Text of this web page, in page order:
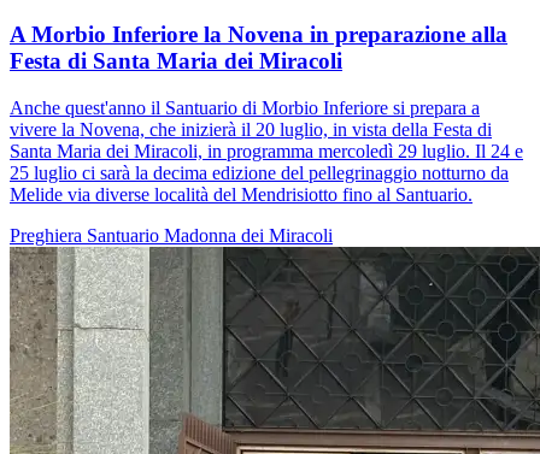
A Morbio Inferiore la Novena in preparazione alla
Festa di Santa Maria dei Miracoli
Anche quest'anno il Santuario di Morbio Inferiore si prepara a
vivere la Novena, che inizierà il 20 luglio, in vista della Festa di
Santa Maria dei Miracoli, in programma mercoledì 29 luglio. Il 24 e
25 luglio ci sarà la decima edizione del pellegrinaggio notturno da
Melide via diverse località del Mendrisiotto fino al Santuario.
Preghiera Santuario Madonna dei Miracoli